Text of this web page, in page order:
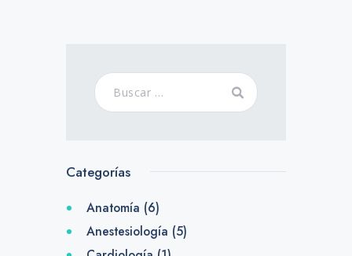
Categorías
Anatomía (6)
Anestesiología (5)